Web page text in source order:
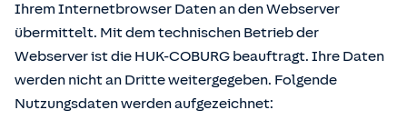
Ihrem Internetbrowser Daten an den Webserver
übermittelt. Mit dem technischen Betrieb der
Webserver ist die HUK-COBURG beauftragt. Ihre Daten
werden nicht an Dritte weitergegeben. Folgende
Nutzungsdaten werden aufgezeichnet: